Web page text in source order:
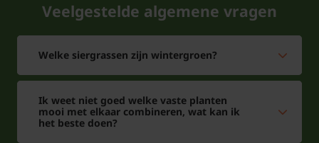
Veelgestelde algemene vragen
Welke siergrassen zijn wintergroen?
Ik weet niet goed welke vaste planten
mooi met elkaar combineren, wat kan ik
het beste doen?